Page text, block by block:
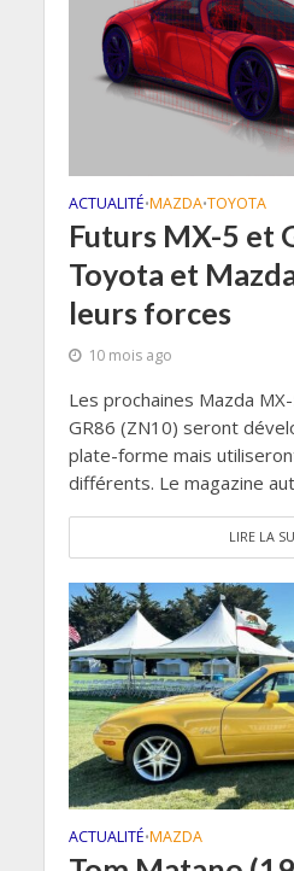
ACTUALITÉ•MAZDA•TOYOTA
Futurs MX-5 et
Toyota et
leurs forces
10 mois ago
Les prochaines Mazda
GR86 (ZN10) seront
plate-forme mais
différents. Le magazine
LIRE LA
ACTUALITÉ•MAZDA